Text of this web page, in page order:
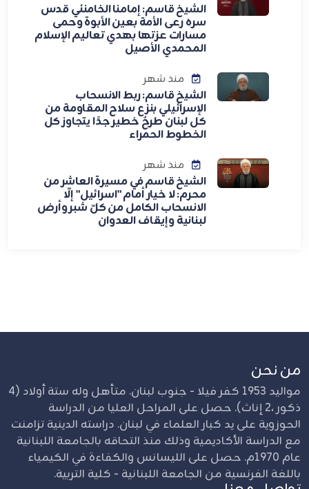
الشيخ قاسم: إمامنا الخامنئي قدس
سره رعى الأمة بعين الأبوة وحمى
مسارات عزتها بهدي تعاليم الإسلام
المحمدي الأصيل
منذ شهر
الشيخ قاسم: ربط الانسحاب
الإسرائيلي بنزع سلاح المقاومة من
كل لبنان طرحٌ خطير جدًا يتجاوز كل
الخطوط الحمراء
منذ شهر
الشيخ قاسم في مسيرة العاشر من
محرم: لا خيار أمام "اسرائيل" إلّا
الانسحاب الكامل من كلّ شبر وأرض
لبنانية وإيقاف العدوان
من نحن
مواليد 1953 كفر فيلا - جنوب لبنان. متأهل وله ستة أولاد (4
ذكور ،2 إناث). حصل على المراحل العليا من الدراسة
الحوزوية على يد كبار العلماء في لبنان. دراسته الدينية تزامنت
مع الدراسة الأكاديمية وذلك منذ التحاقه بالجامعة اللبنانية
عام 1970م. حصل على الليسانس والكفاءة في الكيمياء
باللغة الفرنسية من الجامعة اللبنانية - كلية التربية.